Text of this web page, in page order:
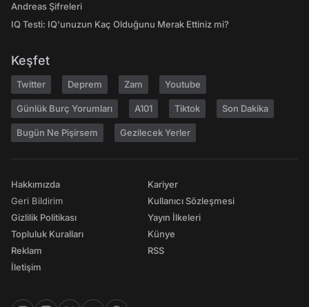
Andreas Şifreleri
IQ Testi: IQ'unuzun Kaç Olduğunu Merak Ettiniz mi?
Keşfet
Twitter Deprem Zam Youtube
Günlük Burç Yorumları A101 Tiktok Son Dakika
Bugün Ne Pişirsem Gezilecek Yerler
Hakkımızda
Geri Bildirim
Gizlilik Politikası
Topluluk Kuralları
Reklam
İletişim
Kariyer
Kullanıcı Sözleşmesi
Yayın İlkeleri
Künye
RSS